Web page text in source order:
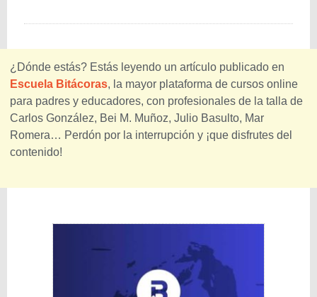
¿Dónde estás? Estás leyendo un artículo publicado en
Escuela Bitácoras, la mayor plataforma de cursos online
para padres y educadores, con profesionales de la talla de
Carlos González, Bei M. Muñoz, Julio Basulto, Mar
Romera… Perdón por la interrupción y ¡que disfrutes del
contenido!